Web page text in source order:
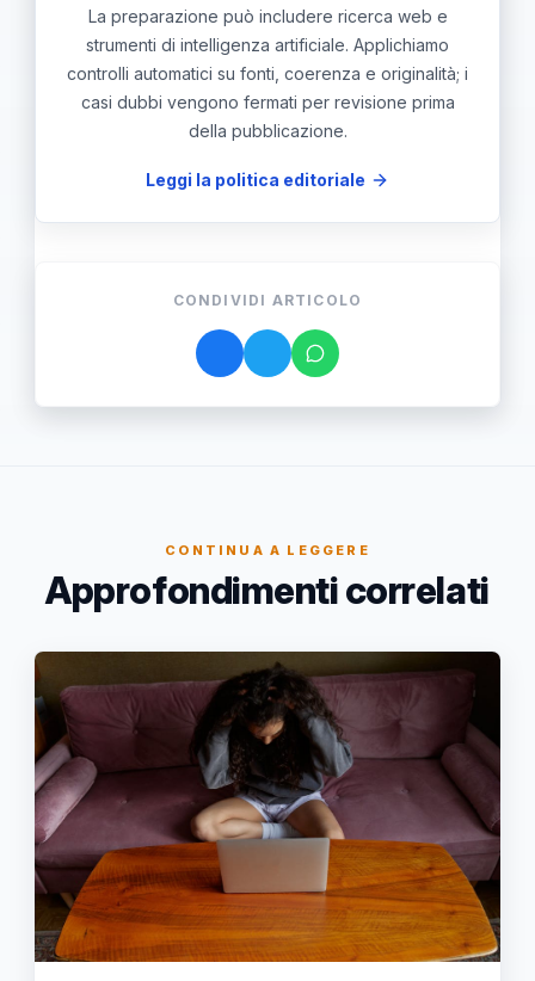
La preparazione può includere ricerca web e
strumenti di intelligenza artificiale. Applichiamo
controlli automatici su fonti, coerenza e originalità; i
casi dubbi vengono fermati per revisione prima
della pubblicazione.
Leggi la politica editoriale
CONDIVIDI ARTICOLO
CONTINUA A LEGGERE
Approfondimenti correlati